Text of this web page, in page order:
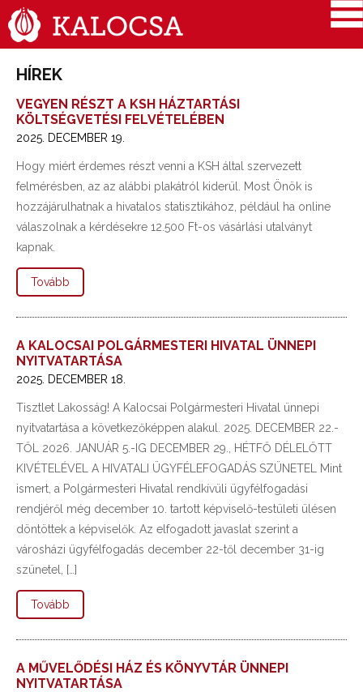
HÍREK
VEGYEN RÉSZT A KSH HÁZTARTÁSI
KÖLTSÉGVETÉSI FELVÉTELÉBEN
2025. DECEMBER 19.
Hogy miért érdemes részt venni a KSH által szervezett
felmérésben, az az alábbi plakátról kiderül. Most Önök is
hozzájárulhatnak a hivatalos statisztikához, például ha online
válaszolnak a kérdésekre 12.500 Ft-os vásárlási utalványt
kapnak.
Tovább
A KALOCSAI POLGÁRMESTERI HIVATAL ÜNNEPI
NYITVATARTÁSA
2025. DECEMBER 18.
Tisztlet Lakosság! A Kalocsai Polgármesteri Hivatal ünnepi
nyitvatartása a következőképpen alakul. 2025. DECEMBER 22.-
TŐL 2026. JANUÁR 5.-IG DECEMBER 29., HÉTFŐ DÉLELŐTT
KIVÉTELÉVEL A HIVATALI ÜGYFÉLEFOGADÁS SZÜNETEL Mint
ismert, a Polgármesteri Hivatal rendkívüli ügyfélfogadási
rendjéről még december 10. tartott képviselő-testületi ülésen
döntöttek a képviselők. Az elfogadott javaslat szerint a
városházi ügyfélfogadás december 22-től december 31-ig
szünetel, […]
Tovább
A MŰVELŐDÉSI HÁZ ÉS KÖNYVTÁR ÜNNEPI
NYITVATARTÁSA